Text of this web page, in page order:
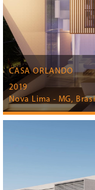
CASA ORLANDO
2019
Nova Lima - MG,